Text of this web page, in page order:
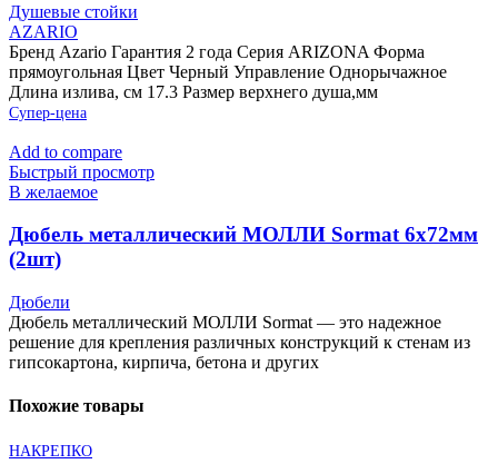
Душевые стойки
AZARIO
Бренд Azario Гарантия 2 года Серия ARIZONA Форма
прямоугольная Цвет Черный Управление Однорычажное
Длина излива, см 17.3 Размер верхнего душа,мм
Супер-цена
Add to compare
Быстрый просмотр
В желаемое
Дюбель металлический МОЛЛИ Sormat 6х72мм
(2шт)
Дюбели
Дюбель металлический МОЛЛИ Sormat — это надежное
решение для крепления различных конструкций к стенам из
гипсокартона, кирпича, бетона и других
Похожие товары
НАКРЕПКО